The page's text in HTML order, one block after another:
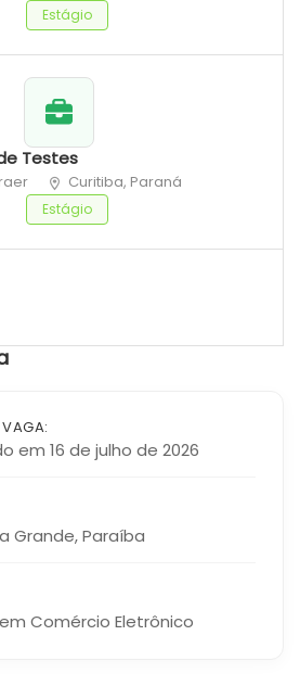
Estágio
Testes
Curitiba, Paraná
Estágio
em 16 de julho de 2026
Grande,Paraíba
Comércio Eletrônico